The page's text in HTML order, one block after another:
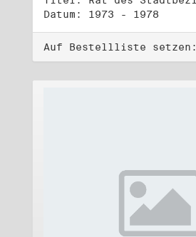
Datum: 1973 - 1978
Auf Bestellliste setzen: